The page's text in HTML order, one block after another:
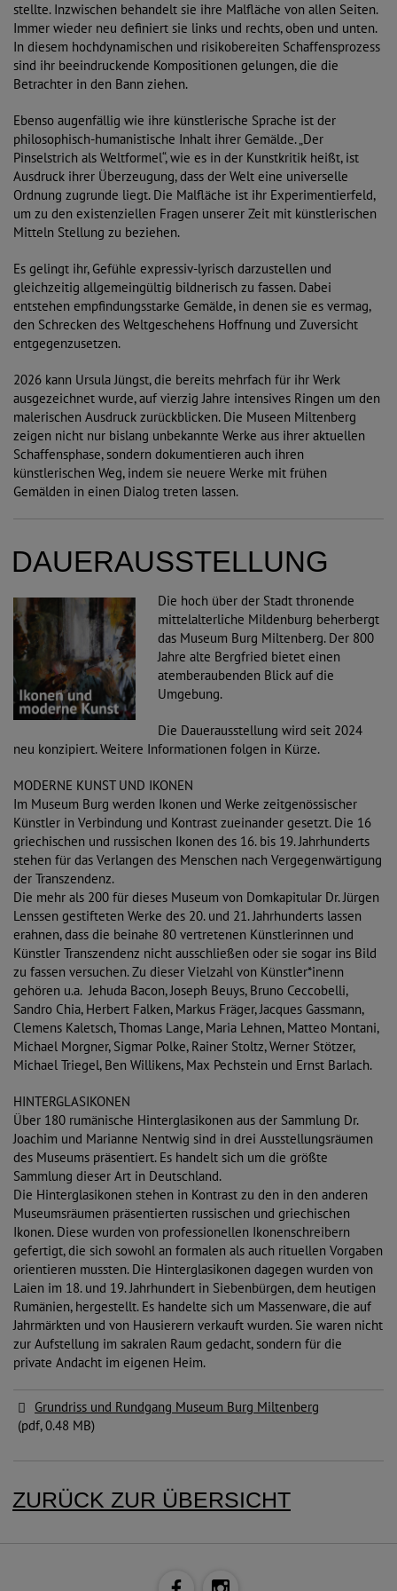
Diese Website nutzt Matomo Analytics für die Auswertung der
Seitenaufrufe als Statistik. Die hierdurch gespeicherten Daten werden
ausschließlich auf unseren eigenen Servern gespeichert. Eine
Übertragung an Dritte erfolgt nicht. Wir verwenden die Funktion
AnonymizeIP zur Anonymisierung Ihrer IP-Adresse, so dass diese gekürzt
wird und nicht mehr Ihrem Besuch auf unserer Internetseite zugeordnet
YouTube / Vimeo
Videos werden über die Plattformen YouTube oder Vimeo eingebunden.
Wir nutzen YouTube im erweiterten Datenschutzmodus. Dieser Modus
bewirkt laut YouTube, dass YouTube keine Informationen über die
Besucher auf dieser Website speichert, bevor diese sich das Video
ansehen.
Optional sind externe Inhalte auf den Seiten dieser Website
eingebunden. Das können Kartendienste wie z.B. Google Maps sein
oder auch Anwendungen einer externen Website.
stellte. Inzwischen behandelt sie ihre Malfläche von allen Seiten.
Immer wieder neu definiert sie links und rechts, oben und unten.
In diesem hochdynamischen und risikobereiten Schaffensprozess
sind ihr beeindruckende Kompositionen gelungen, die die
Betrachter in den Bann ziehen.
Ebenso augenfällig wie ihre künstlerische Sprache ist der
philosophisch-humanistische Inhalt ihrer Gemälde. „Der
Pinselstrich als Weltformel“, wie es in der Kunstkritik heißt, ist
Ausdruck ihrer Überzeugung, dass der Welt eine universelle
Ordnung zugrunde liegt. Die Malfläche ist ihr Experimentierfeld,
um zu den existenziellen Fragen unserer Zeit mit künstlerischen
Mitteln Stellung zu beziehen.
Es gelingt ihr, Gefühle expressiv-lyrisch darzustellen und
gleichzeitig allgemeingültig bildnerisch zu fassen. Dabei
entstehen empfindungsstarke Gemälde, in denen sie es vermag,
den Schrecken des Weltgeschehens Hoffnung und Zuversicht
entgegenzusetzen.
2026 kann Ursula Jüngst, die bereits mehrfach für ihr Werk
ausgezeichnet wurde, auf vierzig Jahre intensives Ringen um den
malerischen Ausdruck zurückblicken. Die Museen Miltenberg
zeigen nicht nur bislang unbekannte Werke aus ihrer aktuellen
Schaffensphase, sondern dokumentieren auch ihren
künstlerischen Weg, indem sie neuere Werke mit frühen
Gemälden in einen Dialog treten lassen.
DAUERAUSSTELLUNG
Die hoch über der Stadt thronende
mittelalterliche Mildenburg beherbergt
das Museum Burg Miltenberg. Der 800
Jahre alte Bergfried bietet einen
atemberaubenden Blick auf die
Umgebung.
Die Dauerausstellung wird seit 2024
neu konzipiert. Weitere Informationen folgen in Kürze.
MODERNE KUNST UND IKONEN
Im Museum Burg werden Ikonen und Werke zeitgenössischer
Künstler in Verbindung und Kontrast zueinander gesetzt. Die 16
griechischen und russischen Ikonen des 16. bis 19. Jahrhunderts
stehen für das Verlangen des Menschen nach Vergegenwärtigung
der Transzendenz.
Die mehr als 200 für dieses Museum von Domkapitular Dr. Jürgen
Lenssen gestifteten Werke des 20. und 21. Jahrhunderts lassen
erahnen, dass die beinahe 80 vertretenen Künstlerinnen und
Künstler Transzendenz nicht ausschließen oder sie sogar ins Bild
zu fassen versuchen. Zu dieser Vielzahl von Künstler*inenn
gehören u.a. Jehuda Bacon, Joseph Beuys, Bruno Ceccobelli,
Sandro Chia, Herbert Falken, Markus Fräger, Jacques Gassmann,
Clemens Kaletsch, Thomas Lange, Maria Lehnen, Matteo Montani,
Michael Morgner, Sigmar Polke, Rainer Stoltz, Werner Stötzer,
Michael Triegel, Ben Willikens, Max Pechstein und Ernst Barlach.
HINTERGLASIKONEN
Über 180 rumänische Hinterglasikonen aus der Sammlung Dr.
Joachim und Marianne Nentwig sind in drei Ausstellungsräumen
des Museums präsentiert. Es handelt sich um die größte
Sammlung dieser Art in Deutschland.
Die Hinterglasikonen stehen in Kontrast zu den in den anderen
Museumsräumen präsentierten russischen und griechischen
Ikonen. Diese wurden von professionellen Ikonenschreibern
gefertigt, die sich sowohl an formalen als auch rituellen Vorgaben
orientieren mussten. Die Hinterglasikonen dagegen wurden von
Laien im 18. und 19. Jahrhundert in Siebenbürgen, dem heutigen
Rumänien, hergestellt. Es handelte sich um Massenware, die auf
Jahrmärkten und von Hausierern verkauft wurden. Sie waren nicht
zur Aufstellung im sakralen Raum gedacht, sondern für die
private Andacht im eigenen Heim.
Grundriss und Rundgang Museum Burg Miltenberg
(pdf, 0.48 MB)
ZURÜCK ZUR ÜBERSICHT